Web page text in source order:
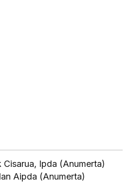
Ipda (Anumerta)
Aipda (Anumerta)